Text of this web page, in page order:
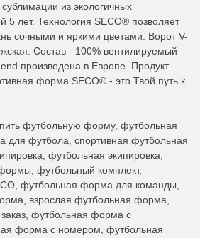
из экологичных
5 лет. Технология SECO® позволяет
сочными и яркими цветами. Ворот V-
Состав - 100% вентилируемый
произведена в Европе. Продукт
форма SECO® - это Твой путь к
футбольную форму, футбольная
футбола, спортивная футбольная
футбольная экипировка,
футбольный комплект,
футбольная форма для команды,
взрослая футбольная форма,
футбольная форма с
форма с номером, футбольная